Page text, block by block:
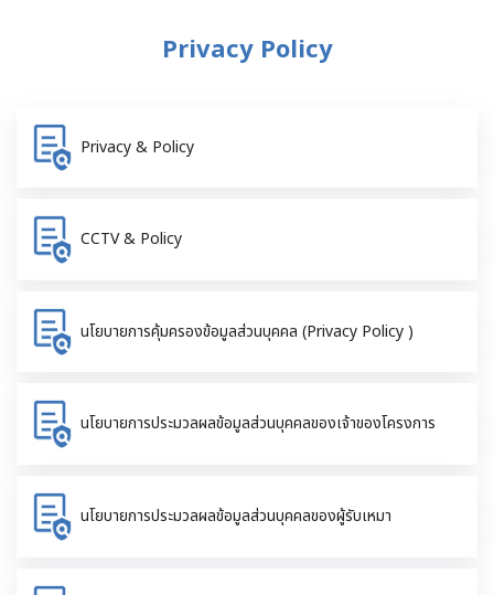
Privacy Policy
Privacy & Policy
CCTV & Policy
นโยบายการคุ้มครองข้อมูลส่วนบุคคล (Privacy Policy )
นโยบายการประมวลผลข้อมูลส่วนบุคคลของเจ้าของโครงการ
นโยบายการประมวลผลข้อมูลส่วนบุคคลของผู้รับเหมา